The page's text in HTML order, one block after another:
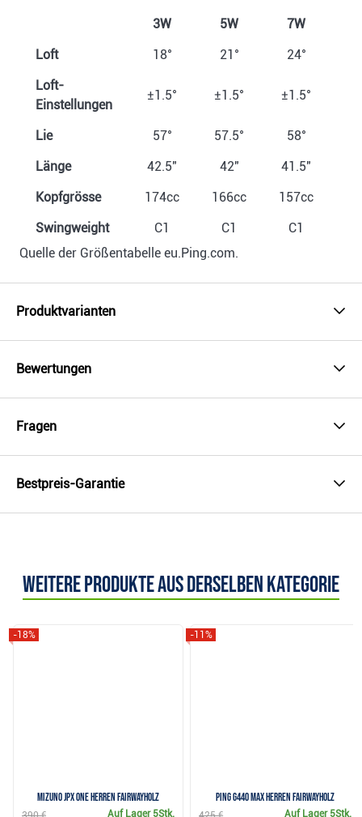
3W 5W 7W
Loft
18° 21° 24°
Loft-
Einstellungen
±1.5° ±1.5° ±1.5°
Lie 57° 57.5° 58°
Länge
42.5" 42" 41.5"
Kopfgrösse
174cc 166cc 157cc
Swingweight
C1 C1 C1
Quelle der Größentabelle eu.Ping.com.
Produktvarianten
Bewertungen
Fragen
Bestpreis-Garantie
Weitere Produkte aus derselben Kategorie
Mizuno JPX ONE Herren Fairwayholz
-18%
Auf Lager 5Stk.
PING G440 MAX Herren Fairwayholz
-11%
Auf Lager 5Stk.